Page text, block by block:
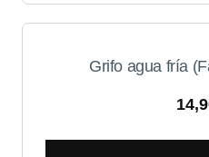
Grifo agua fría